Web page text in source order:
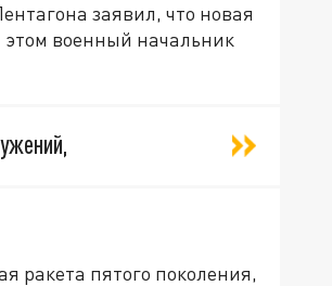
заявил, что новая
военный начальник
ракета пятого поколения,